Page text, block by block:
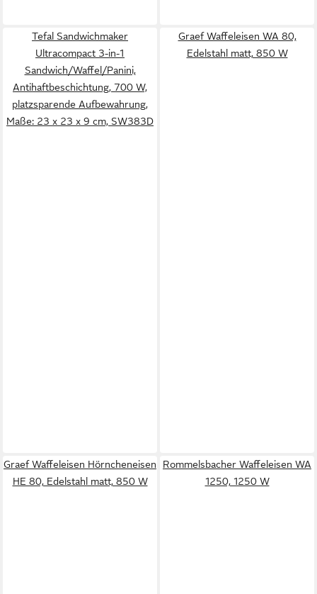
Tefal Sandwichmaker
Ultracompact 3-in-1
Sandwich/Waffel/Panini,
Antihaftbeschichtung, 700 W,
platzsparende Aufbewahrung,
Maße: 23 x 23 x 9 cm, SW383D
Graef Waffeleisen WA 80,
Edelstahl matt, 850 W
Graef Waffeleisen Hörncheneisen
HE 80, Edelstahl matt, 850 W
Rommelsbacher Waffeleisen WA
1250, 1250 W